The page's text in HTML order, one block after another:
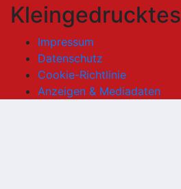
Kleingedrucktes
Impressum
Datenschutz
Cookie-Richtlinie
Anzeigen & Mediadaten